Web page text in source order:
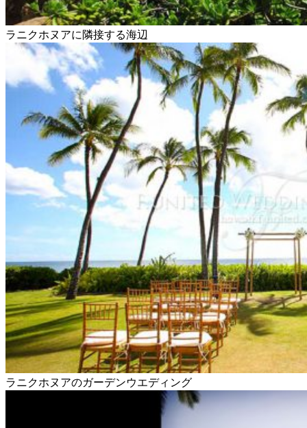
ラニクホヌアに隣接する海辺
ラニクホヌアのガーデンウエディング